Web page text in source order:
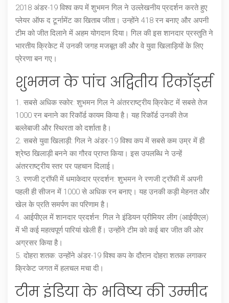
2018 अंडर-19 विश्व कप में शुभमन गिल ने उल्लेखनीय प्रदर्शन करते हुए
प्लेयर ऑफ द टूर्नामेंट का खिताब जीता। उन्होंने 418 रन बनाए और अपनी
टीम को जीत दिलाने में अहम योगदान दिया। गिल की इस शानदार प्रस्तुति ने
भारतीय क्रिकेट में उनकी जगह मजबूत की और वे युवा खिलाड़ियों के लिए
प्रेरणा बन गए।
शुभमन के पांच अद्वितीय रिकॉर्ड्स
1. सबसे अधिक स्कोर: शुभमन गिल ने अंतरराष्ट्रीय क्रिकेट में सबसे तेज
1000 रन बनाने का रिकॉर्ड कायम किया है। यह रिकॉर्ड उनकी तेज
बल्लेबाजी और स्थिरता को दर्शाता है।
2. सबसे युवा खिलाड़ी: गिल ने अंडर-19 विश्व कप में सबसे कम उम्र में ही
श्रेष्ठ खिलाड़ी बनने का गौरव प्राप्त किया। इस उपलब्धि ने उन्हें
अंतरराष्ट्रीय स्तर पर पहचान दिलाई।
3. रणजी ट्रॉफी में धमाकेदार प्रदर्शन: शुभमन ने रणजी ट्रॉफी में अपनी
पहली ही सीजन में 1000 से अधिक रन बनाए। यह उनकी कड़ी मेहनत और
खेल के प्रति समर्पण का परिणाम है।
4. आईपीएल में शानदार प्रदर्शन: गिल ने इंडियन प्रीमियर लीग (आईपीएल)
में भी कई महत्वपूर्ण पारियां खेली हैं। उन्होंने टीम को कई बार जीत की ओर
अग्रसर किया है।
5. दोहरा शतक: उन्होंने अंडर-19 विश्व कप के दौरान दोहरा शतक लगाकर
क्रिकेट जगत में हलचल मचा दी।
टीम इंडिया के भविष्य की उम्मीद